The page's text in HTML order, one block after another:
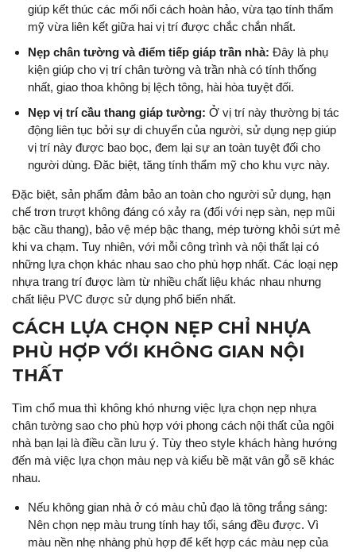
giúp kết thúc các mối nối cách hoàn hảo, vừa tạo tính thẩm
mỹ vừa liên kết giữa hai vị trí được chắc chắn nhất.
Nẹp chân tường và điểm tiếp giáp trần nhà: Đây là phụ
kiện giúp cho vị trí chân tường và trần nhà có tính thống
nhất, giao thoa không bị lệch tông, hài hòa tuyệt đối.
Nẹp vị trí cầu thang giáp tường: Ở vị trí này thường bị tác
động liên tục bởi sự di chuyển của người, sử dụng nẹp giúp
vị trí này được bao bọc, đem lại sự an toàn tuyệt đối cho
người dùng. Đăc biệt, tăng tính thẩm mỹ cho khu vực này.
Đặc biệt, sản phẩm đảm bảo an toàn cho người sử dụng, hạn
chế trơn trượt không đáng có xảy ra (đối với nẹp sàn, nẹp mũi
bậc cầu thang), bảo vệ mép bậc thang, mép tường khỏi sứt mẻ
khi va chạm. Tuy nhiên, với mỗi công trình và nội thất lại có
những lựa chọn khác nhau sao cho phù hợp nhất. Các loại nẹp
nhựa trang trí được làm từ nhiều chất liệu khác nhau nhưng
chất liệu PVC được sử dụng phổ biến nhất.
CÁCH LỰA CHỌN NẸP CHỈ NHỰA
PHÙ HỢP VỚI KHÔNG GIAN NỘI
THẤT
Tìm chổ mua thì không khó nhưng việc lựa chọn nẹp nhựa
chân tường sao cho phù hợp với phong cách nội thất của ngôi
nhà bạn lại là điều cần lưu ý. Tùy theo style khách hàng hướng
đến mà việc lựa chọn màu nẹp và kiểu bề mặt vân gỗ sẽ khác
nhau.
Nếu không gian nhà ở có màu chủ đạo là tông trắng sáng:
Nên chọn nẹp màu trung tính hay tối, sáng đều được. Vì
màu nền nhẹ nhàng phù hợp để kết hợp các màu nẹp của